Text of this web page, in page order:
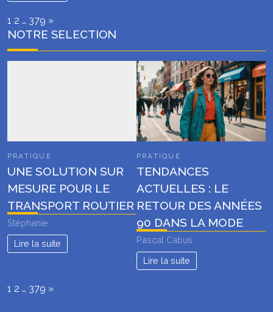
Page:
1 2 … 379 Next
»
NOTRE SELECTION
PRATIQUE
UNE SOLUTION SUR
MESURE POUR LE
TRANSPORT ROUTIER
Stéphanie
Lire la suite
PRATIQUE
TENDANCES
ACTUELLES : LE
RETOUR DES ANNÉES
90 DANS LA MODE
Pascal Cabus
Lire la suite
Page:
1 2 … 379 Next
»